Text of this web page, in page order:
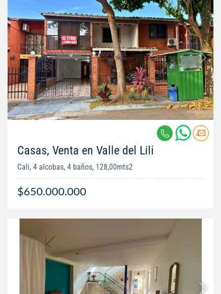
Casas, Venta en Valle del Lili
Cali, 4 alcobas, 4 baños, 128,00mts2
$650.000.000